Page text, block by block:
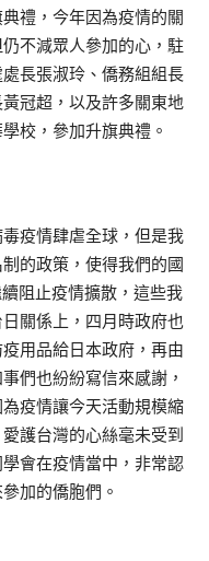
禮，今年因為疫情的關
不減眾人參加的心，駐
長張淑玲、僑務組組長
冠超，以及許多關東地
校，參加升旗典禮。
疫情肆虐全球，但是我
的政策，使得我們的國
阻止疫情擴散，這些我
關係上，四月時政府也
用品給日本政府，再由
們也紛紛寫信來感謝，
疫情讓今天活動規模縮
護台灣的心絲毫未受到
會在疫情當中，非常認
加的僑胞們。